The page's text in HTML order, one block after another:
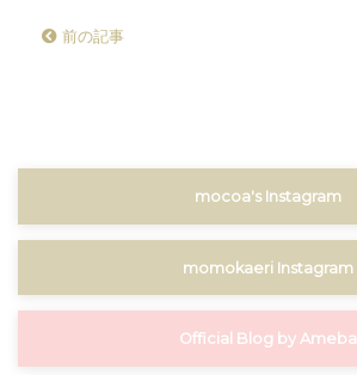
前の記事
mocoa's Instagram
momokaeri Instagram
Official Blog by Ameba